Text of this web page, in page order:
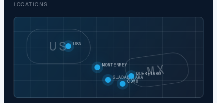
LOCATIONS
US
MX
USA
MONTERREY
GUADALAJARA
CDMX
QUERETARO